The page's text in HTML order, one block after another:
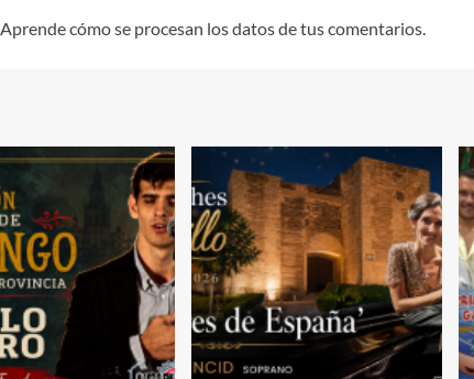
Aprende cómo se procesan los datos de tus comentarios.